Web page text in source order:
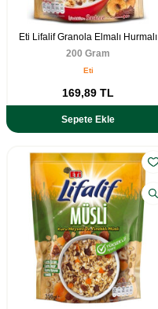
Eti Lifalif Granola Elmalı Hurmalı
200 Gram
Eti
169,89 TL
Sepete Ekle